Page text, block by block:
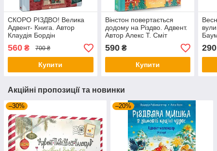
СКОРО РІЗДВО! Велика
Адвент- Книга. Автор
Клаудія Бордін
560 ₴ 700 ₴
Купити
Вінстон повертається
додому на Різдво. Адвент.
Автор Алекс Т. Сміт
590₴
Купити
290
Акційні пропозиції та новинки
–30% –20%